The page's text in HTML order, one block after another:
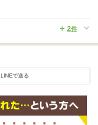
2件
LINEで送る